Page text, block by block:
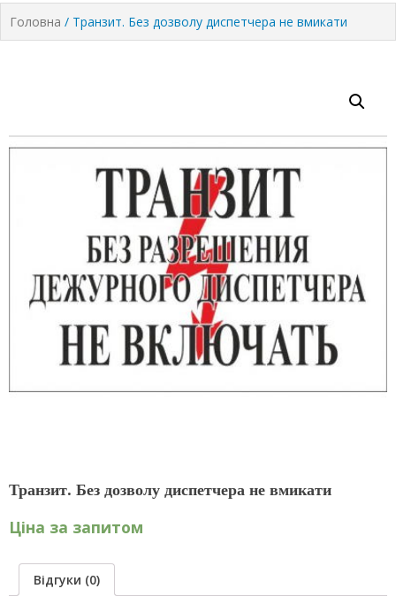
Головна / Транзит. Без дозволу диспетчера не вмикати
Транзит. Без дозволу диспетчера не вмикати
Ціна за запитом
Відгуки (0)